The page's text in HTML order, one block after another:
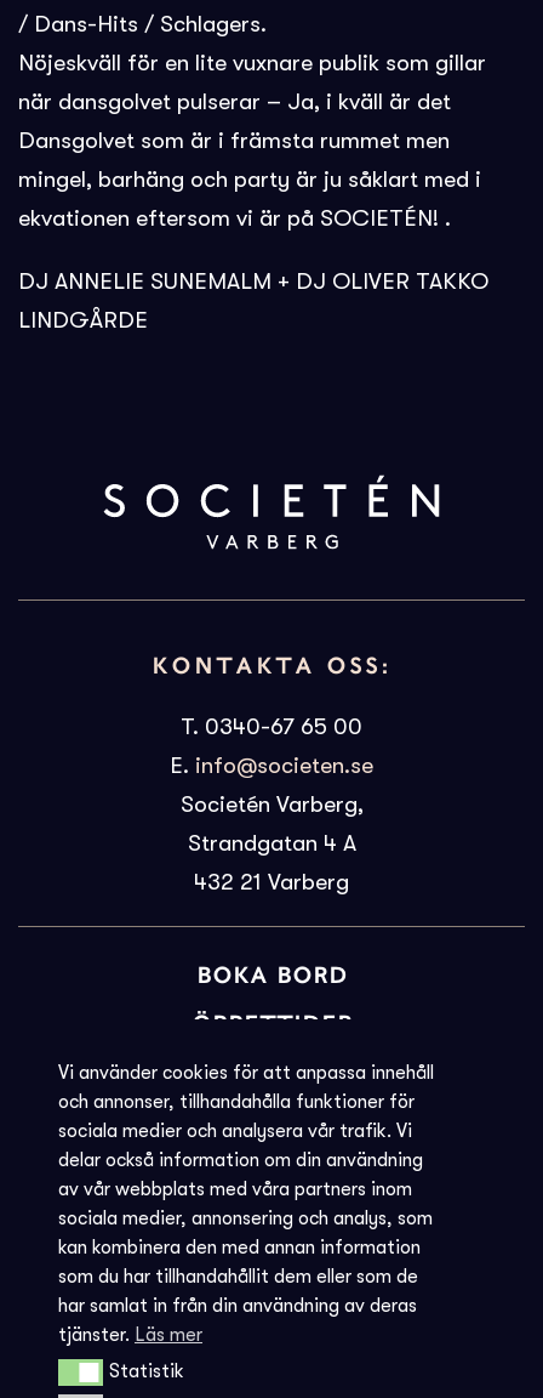
Vi använder cookies för att anpassa innehåll
och annonser, tillhandahålla funktioner för
sociala medier och analysera vår trafik. Vi
delar också information om din användning
av vår webbplats med våra partners inom
sociala medier, annonsering och analys, som
kan kombinera den med annan information
som du har tillhandahållit dem eller som de
har samlat in från din användning av deras
tjänster. Läs mer
StatistikStatistik
/ Dans-Hits / Schlagers.
Nöjeskväll för en lite vuxnare publik som gillar
när dansgolvet pulserar – Ja, i kväll är det
Dansgolvet som är i främsta rummet men
mingel, barhäng och party är ju såklart med i
ekvationen eftersom vi är på SOCIETÉN! .
DJ ANNELIE SUNEMALM + DJ OLIVER TAKKO
LINDGÅRDE
KONTAKTA OSS:
T. 0340-67 65 00
E. info@societen.se
Societén Varberg,
Strandgatan 4 A
432 21 Varberg
BOKA BORD
ÖPPETTIDER
BILJETTINFORMATION
KVARGLÖMT
Societéns policy
JOBBA MED OSS
INTEGRITETSPOLICY
AVBOKNING - REGLER